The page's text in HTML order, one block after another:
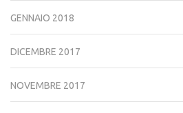
GENNAIO 2018
DICEMBRE 2017
NOVEMBRE 2017